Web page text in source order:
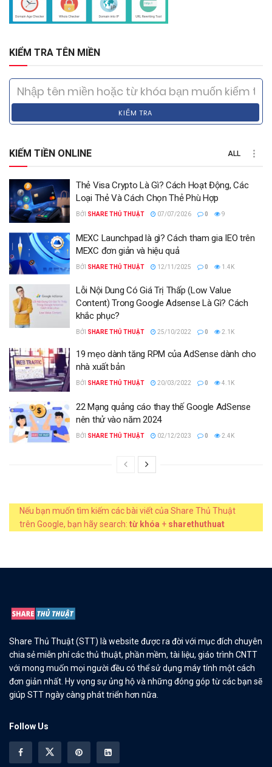
KIỂM TRA TÊN MIỀN
KIỂM TRA
KIẾM TIỀN ONLINE ALL
Thẻ Visa Crypto Là Gì? Cách Hoạt Động, Các
Loại Thẻ Và Cách Chọn Thẻ Phù Hợp
BỞI SHARE THỦ THUẬT 07/07/2026 0 9
MEXC Launchpad là gì? Cách tham gia IEO trên
MEXC đơn giản và hiệu quả
BỞI SHARE THỦ THUẬT 12/11/2025 0 1.4K
Lỗi Nội Dung Có Giá Trị Thấp (Low Value
Content) Trong Google Adsense Là Gì? Cách
khắc phục?
BỞI SHARE THỦ THUẬT 25/10/2022 0 2.1K
19 mẹo dành tăng RPM của AdSense dành cho
nhà xuất bản
BỞI SHARE THỦ THUẬT 20/03/2022 0 4.1K
22 Mạng quảng cáo thay thế Google AdSense
nên thử vào năm 2024
BỞI SHARE THỦ THUẬT 02/12/2023 0 2.4K
Nếu bạn muốn tìm kiếm các bài viết của Share Thủ Thuật
trên Google, bạn hãy search: từ khóa + sharethuthuat
Share Thủ Thuật (STT) là website được ra đời với mục đích chuyên
chia sẻ miễn phí các thủ thuật, phần mềm, tài liệu, giáo trình CNTT
với mong muốn mọi người đều có thể sử dụng máy tính một cách
đơn giản nhất. Hy vọng sự ủng hộ và những đóng góp từ các bạn sẽ
giúp STT ngày càng phát triển hơn nữa.
Follow Us